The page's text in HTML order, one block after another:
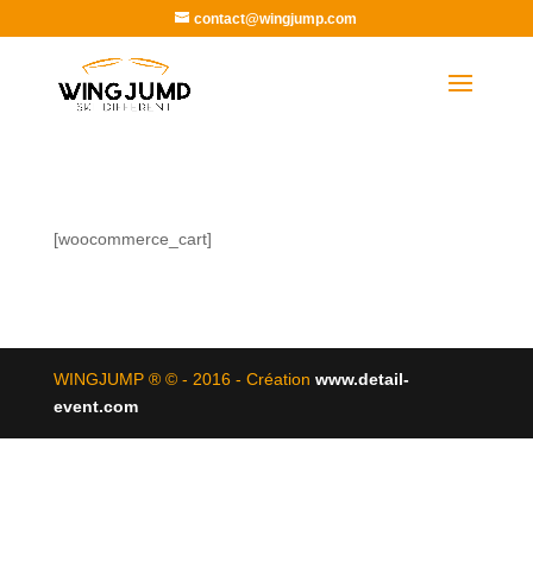
contact@wingjump.com
[woocommerce_cart]
WINGJUMP ® © - 2016 - Création www.detail-
event.com